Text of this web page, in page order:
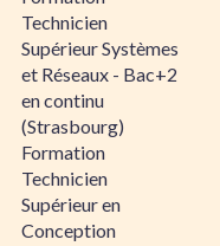
Technicien
Supérieur Systèmes
et Réseaux - Bac+2
en continu
(Strasbourg)
Formation
Technicien
Supérieur en
Conception